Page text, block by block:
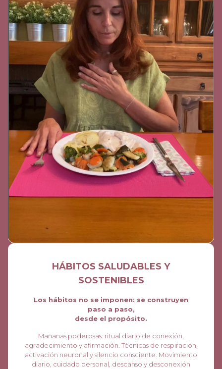
HÁBITOS SALUDABLES Y
SOSTENIBLES
Los hábitos no se imponen: se construyen
paso a paso,
desde el propósito.
Mañanas poderosas: ritual diario de conexión,
agradecimiento y afirmación. Técnicas de respiración,
activación neuronal y silencio consciente. Movimiento
diario, cuidado personal, descanso y desconexión